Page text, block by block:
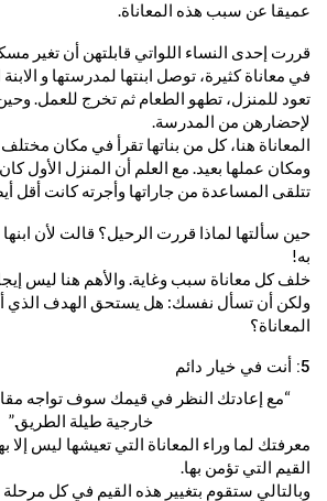
عميقا عن سبب هذه المعاناة.
قررت إحدى النساء اللواتي قابلتهن أن تغير
في معاناة كثيرة، توصل ابنتها لمدرستها و
تعود للمنزل، تطهو الطعام ثم تخرج للعمل.
لإحضارهن من المدرسة.
المعاناة هنا، كل من بناتها تقرأ في مكان
ومكان عملها بعيد. مع العلم أن المنزل الأول
تتلقى المساعدة من جاراتها وأجرته كانت أقل
حين سألتها لماذا قررت الرحيل؟ قالت لأن
به!
خلف كل معاناة سبب وغاية. والأهم هنا ليس
ولكن أن تسأل نفسك: هل يستحق الهدف الذي
المعاناة؟
5: أنت في خيار دائم
“مع إعادتك النظر في قيمك سوف تواجه
خارجية طيلة الطريق.”
معرفتك لما وراء المعاناة التي تعيشها ليس
القيم التي تؤمن بها.
وبالتالي ستقوم بتغيير هذه القيم في كل